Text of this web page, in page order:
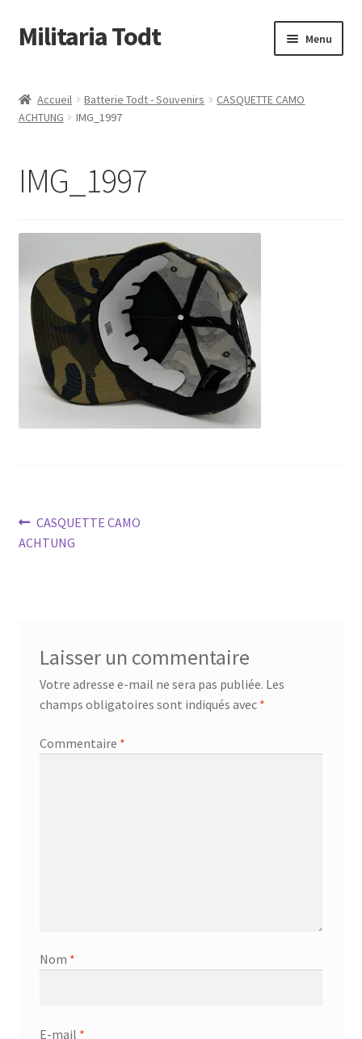
Aller
à
navigation
Aller
au
Militaria Todt Menu
Qui sommes nous
Accueil Batterie Todt - Souvenirs
CASQUETTE CAMO
ACHTUNG
IMG_1997
IMG_1997
Navigation
de
Article
précédent :
CASQUETTE CAMO
ACHTUNG
Laisser un commentaire
Votre adresse e-mail ne sera pas publiée. Les
champs obligatoires sont indiqués avec *
Commentaire *
Nom *
E-mail *